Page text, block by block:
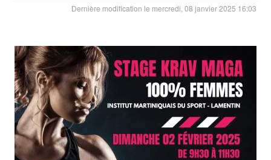
Dernière modification le mercredi, 08 janvier 2025 16:03